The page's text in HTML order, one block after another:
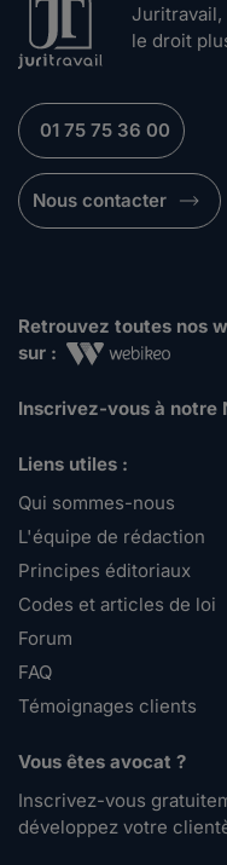
Juritravail,
le droit
01 75 75 36 00
Nous contacter
Retrouvez toutes nos
sur :
Inscrivez-vous à notre
Liens utiles :
Qui sommes-nous
L'équipe de rédaction
Principes éditoriaux
Codes et articles de loi
Forum
FAQ
Témoignages clients
Vous êtes avocat ?
Inscrivez-vous
développez votre